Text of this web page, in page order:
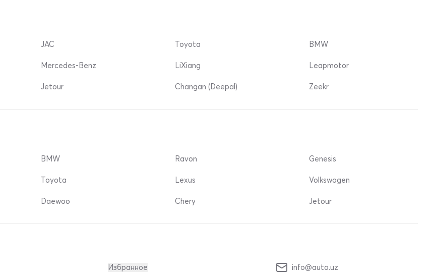
JAC
Mercedes-Benz
Jetour
Toyota
LiXiang
Changan (Deepal)
BMW
Leapmotor
Zeekr
BMW
Toyota
Daewoo
Ravon
Lexus
Chery
Genesis
Volkswagen
Jetour
Избранное info@auto.uz